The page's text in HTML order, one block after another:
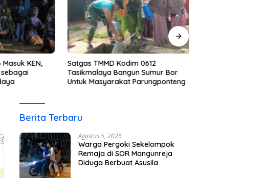
KEN,
Satgas TMMD Kodim 0612
Tasikmalaya Bangun Sumur Bor
Untuk Masyarakat Parungponteng
Berita Terbaru
Agustus 5, 2026
Warga Pergoki Sekelompok
Remaja di SOR Mangunreja
Diduga Berbuat Asusila